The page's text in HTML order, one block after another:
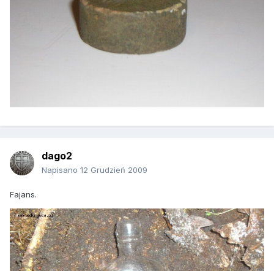
dago2
Napisano 12 Grudzień 2009
Fajans.